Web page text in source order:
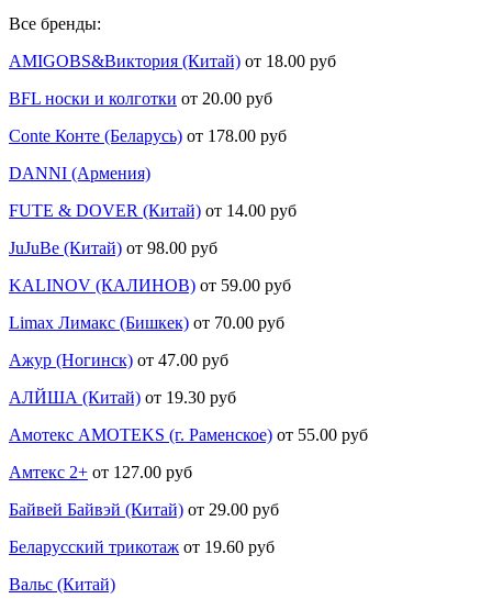
Все бренды:
AMIGOBS&Виктория (Китай) от 18.00 руб
BFL носки и колготки от 20.00 руб
Conte Конте (Беларусь) от 178.00 руб
DANNI (Армения)
FUTE & DOVER (Китай) от 14.00 руб
JuJuBe (Китай) от 98.00 руб
KALINOV (КАЛИНОВ) от 59.00 руб
Limax Лимакс (Бишкек) от 70.00 руб
Ажур (Ногинск) от 47.00 руб
АЛЙША (Китай) от 19.30 руб
Амотекс AMOTEKS (г. Раменское) от 55.00 руб
Амтекс 2+ от 127.00 руб
Байвей Байвэй (Китай) от 29.00 руб
Беларусский трикотаж от 19.60 руб
Вальс (Китай)